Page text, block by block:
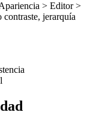
> Editor >
jerarquía